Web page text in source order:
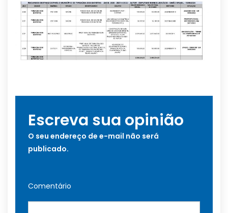
Escreva sua opinião
O seu endereço de e-mail não será
publicado.
Comentário